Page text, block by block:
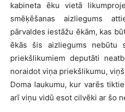
kabineta ēku vietā
smēķēšanas aizliegums
pārvaldes iestāžu ēkām, kas
ēkās šis aizliegums nebūtu
priekšlikumiem deputāti
noraidot viņa priekšlikumu,
Doma laukumu, kur varēs
arī viņu vidū esot cilvēki ar šo